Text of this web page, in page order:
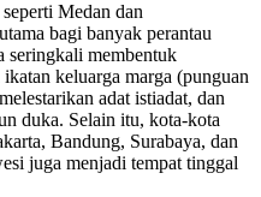
Medan dan
bagi banyak perantau
seringkali membentuk
keluarga marga (punguan
adat istiadat, dan
duka. Selain itu, kota-kota
Bandung, Surabaya, dan
juga menjadi tempat tinggal